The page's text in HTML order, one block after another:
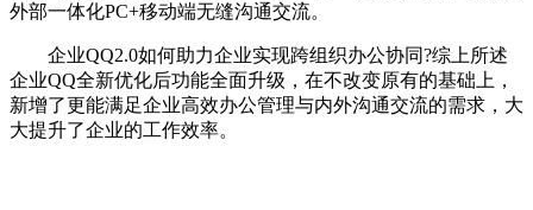
外部一体化PC+移动端无缝沟通交流。
企业QQ2.0如何助力企业实现跨组织办公协同?综上所述
企业QQ全新优化后功能全面升级，在不改变原有的基础上，
新增了更能满足企业高效办公管理与内外沟通交流的需求，大
大提升了企业的工作效率。